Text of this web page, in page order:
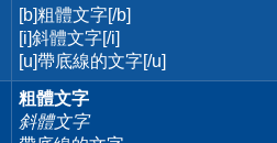
[b]粗體文字[/b]
[i]斜體文字[/i]
[u]帶底線的文字[/u]
粗體文字
斜體文字